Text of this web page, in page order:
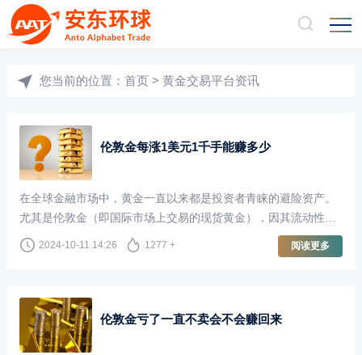
您当前的位置： 首页 > 黄金交易平台资讯
伦敦金每涨1美元1千手能赚多少
在全球金融市场中，黄金一直以来都是投资者青睐的避险资产。
尤其是伦敦金（即国际市场上交易的现货黄金），因其流动性
强、交易量大，成为了许多投资者的首选。许多投资者在交易时
会关注价格波动，尤其是伦敦金每上涨1美元的潜在收益。那么，
2024-10-11 14:26 1277 + 阅读更多
伦敦金亏了一直不卖会不会赚回来